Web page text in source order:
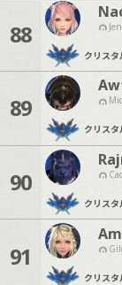
88
クリスタ
89
クリスタ
90
クリスタ
91
クリスタ